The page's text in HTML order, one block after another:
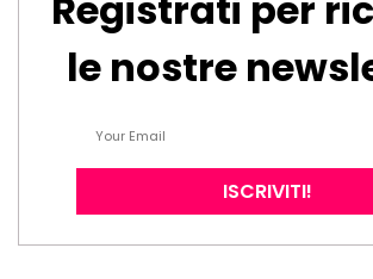
le nostre